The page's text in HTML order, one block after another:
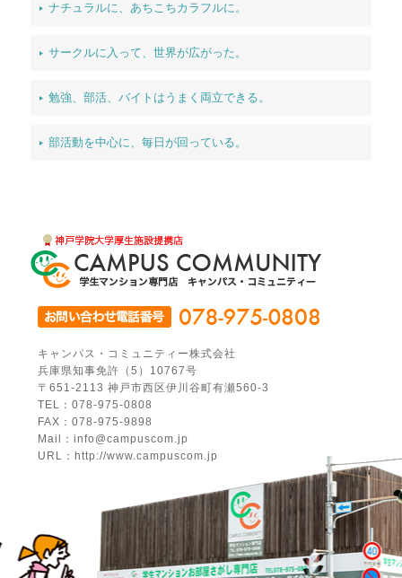
ナチュラルに、あちこちカラフルに。
サークルに入って、世界が広がった。
勉強、部活、バイトはうまく両立できる。
部活動を中心に、毎日が回っている。
キャンパス・コミュニティー株式会社
兵庫県知事免許（5）10767号
〒651-2113 神戸市西区伊川谷町有瀬560-3
TEL：078-975-0808
FAX：078-975-9898
Mail：info@campuscom.jp
URL：http://www.campuscom.jp